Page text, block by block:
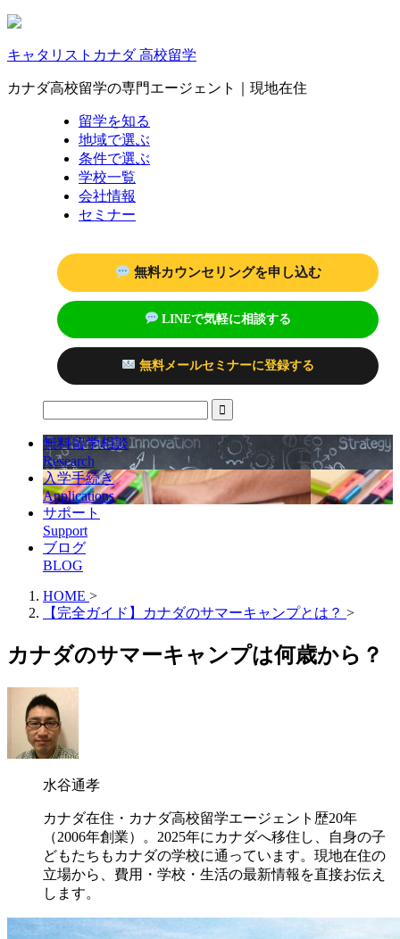
キャタリストカナダ 高校留学
カナダ高校留学の専門エージェント｜現地在住
留学を知る
地域で選ぶ
条件で選ぶ
学校一覧
会社情報
セミナー
無料カウンセリングを申し込む
LINEで気軽に相談する
無料メールセミナーに登録する
無料留学相談
Research
入学手続き
Applications
サポート
Support
ブログ
BLOG
HOME >
【完全ガイド】カナダのサマーキャンプとは？ >
カナダのサマーキャンプは何歳から？
水谷通孝
カナダ在住・カナダ高校留学エージェント歴20年
（2006年創業）。2025年にカナダへ移住し、自身の子
どもたちもカナダの学校に通っています。現地在住の
立場から、費用・学校・生活の最新情報を直接お伝え
します。